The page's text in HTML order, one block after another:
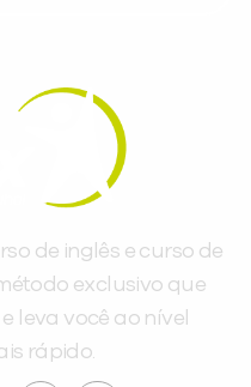
de inglês e curso de
exclusivo que
leva você ao nível
rápido.